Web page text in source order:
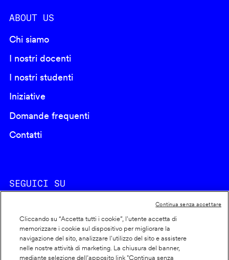
ABOUT US
Chi siamo
I nostri docenti
I nostri studenti
Iniziative
Domande frequenti
Contatti
SEGUICI SU
Cookie policy
Cliccando su “Accetta tutti i cookie”, l'utente accetta di
memorizzare i cookie sul dispositivo per migliorare la
navigazione del sito, analizzare l'utilizzo del sito e assistere
nelle nostre attività di marketing. La chiusura del banner,
mediante selezione dell’apposito link "Continua senza
Continua senza accettare